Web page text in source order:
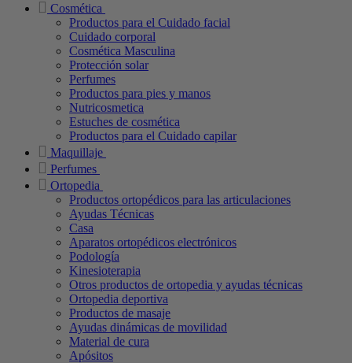
Cosmética
Productos para el Cuidado facial
Cuidado corporal
Cosmética Masculina
Protección solar
Perfumes
Productos para pies y manos
Nutricosmetica
Estuches de cosmética
Productos para el Cuidado capilar
Maquillaje
Perfumes
Ortopedia
Productos ortopédicos para las articulaciones
Ayudas Técnicas
Casa
Aparatos ortopédicos electrónicos
Podología
Kinesioterapia
Otros productos de ortopedia y ayudas técnicas
Ortopedia deportiva
Productos de masaje
Ayudas dinámicas de movilidad
Material de cura
Apósitos